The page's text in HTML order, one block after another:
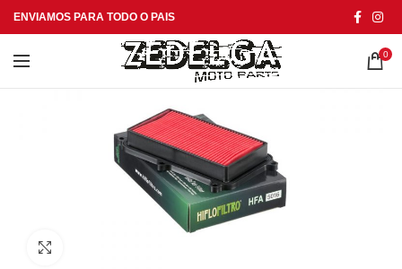
ENVIAMOS PARA TODO O PAIS
0